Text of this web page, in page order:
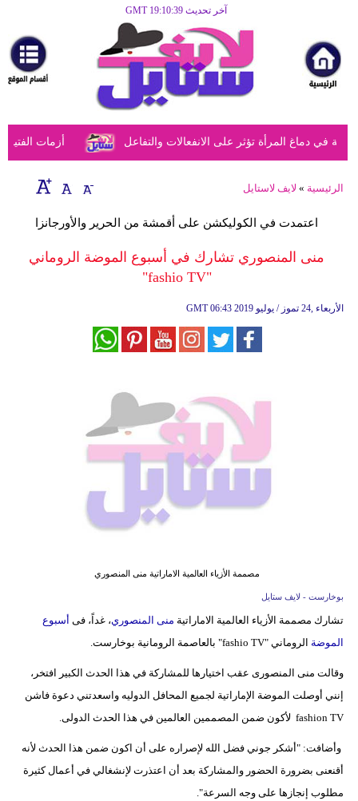
آخر تحديث GMT 19:10:39
مرأة
أزياء
أزياء
إسلامية
ديكور
أزمات دماغ المرأة تؤثر على الانفعالات والتفاعل
الرئيسية » لايف لاستايل
اعتمدت في الكوليكشن على أقمشة من الحرير والأورجانزا
منى المنصوري تشارك في أسبوع الموضة الروماني
"fashio TV"
GMT 06:43 2019 الأربعاء ,24 تموز / يوليو
مصممة الأزياء العالمية الاماراتية منى المنصوري
بوخارست - لايف ستايل
تشارك مصممة الأزياء العالمية الاماراتية منى المنصوري، غداً، فى أسبوع
الموضة الروماني "fashio TV" بالعاصمة الرومانية بوخارست.
وقالت منى المنصورى عقب اختيارها للمشاركة في هذا الحدث الكبير افتخر،
إنني أوصلت الموضة الإماراتية لجميع المحافل الدوليه واسعدتني دعوة فاشن
fashion TV لأكون ضمن المصممين العالمين في هذا الحدث الدولى.
وأضافت: "أشكر جوني فضل الله لإصراره على أن اكون ضمن هذا الحدث لأنه
أقنعنى بضرورة الحضور والمشاركة بعد أن اعتذرت لإنشغالي في أعمال كثيرة
مطلوب إنجازها على وجه السرعة".